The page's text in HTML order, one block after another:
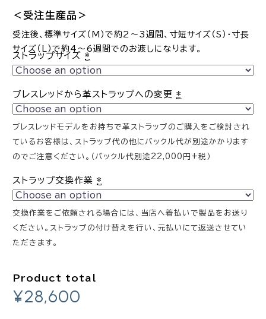
＜受注生産品＞
受注後、標準サイズ（M）で約2～3週間、寸短サイズ（S）・寸長
サイズ（L）で約4～6週間でのお渡しになります。
ストラップサイズ *
ブレスレッドから革ストラップへの変更 *
ブレスレッドモデルをお持ちで革ストラップのご購入をご検討され
ているお客様は、ストラップ代の他にバックル代が別途かかります
のでご注意ください。（バックル代別途22,000円+税）
ストラップ交換作業 *
交換作業をご依頼される場合には、当店へ着払いで製品をお送り
ください。ストラップの付け替えを行い、元払いにて返送させてい
ただきます。
Product total
¥28,600